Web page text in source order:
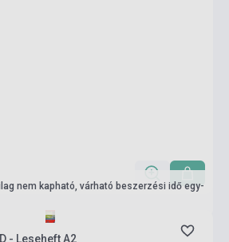
nem kapható, várható beszerzési idő egy-
- Leseheft A2